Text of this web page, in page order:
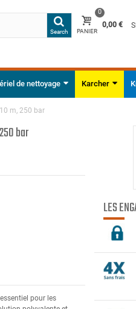
Search PANIER
0
0,00 €
de nettoyage Karcher
m, 250 bar
bar
pour les
LES